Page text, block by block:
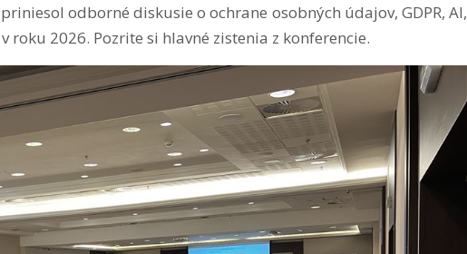
priniesol odborné diskusie o ochrane osobných údajov, GDPR, AI,
2026. Pozrite si hlavné zistenia z konferencie.